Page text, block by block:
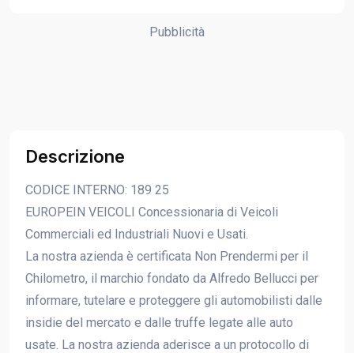
Pubblicità
Descrizione
CODICE INTERNO: 189 25
EUROPEIN VEICOLI Concessionaria di Veicoli
Commerciali ed Industriali Nuovi e Usati.
La nostra azienda è certificata Non Prendermi per il
Chilometro, il marchio fondato da Alfredo Bellucci per
informare, tutelare e proteggere gli automobilisti dalle
insidie del mercato e dalle truffe legate alle auto
usate. La nostra azienda aderisce a un protocollo di